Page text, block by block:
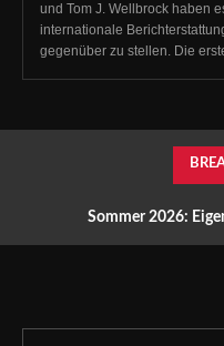
und Tom J. Wellbrock haben
internationale
gegenüber zu stellen. Die
Sommer 2026: